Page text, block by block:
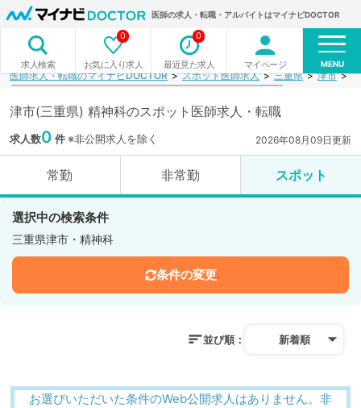
医師の求人・転職・アルバイトはマイナビDOCTOR
求人検索 お気に入り求人
0
最近見た求人
0
マイページ MENU
医師求人・転職のマイナビDOCTOR スポット医師求人 三重県 津市
津市(三重県) 精神科のスポット医師求人・転職
求人数0 件※非公開求人を除く 2026年08月09日更新
常勤 非常勤 スポット
選択中の検索条件
三重県津市・精神科
条件の変更
並び順： 新着順
お選びいただいた条件のWeb公開求人はありません。非